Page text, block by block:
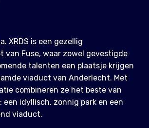
XRDS is een gezellig
van Fuse, waar zowel gevestigde
talenten een plaatsje krijgen
viaduct van Anderlecht. Met
combineren ze het beste van
een idyllisch, zonnig park en een
viaduct.